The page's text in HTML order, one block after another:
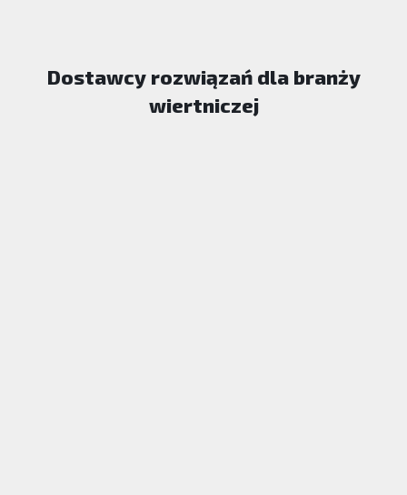
Dostawcy rozwiązań dla branży
wiertniczej